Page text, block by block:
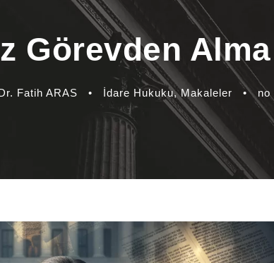
Görevden
Fatih ARAS • İdare Hukuku, Makaleler • no